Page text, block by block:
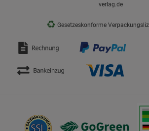
verlag.de
♻ Gesetzeskonforme